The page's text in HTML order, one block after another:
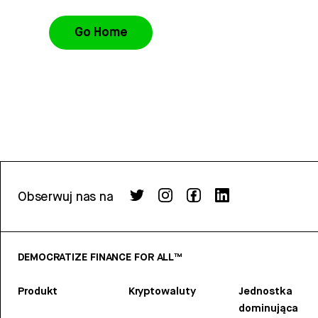
Go Home
Obserwuj nas na
DEMOCRATIZE FINANCE FOR ALL™
Produkt Kryptowaluty
Jednostka
dominująca